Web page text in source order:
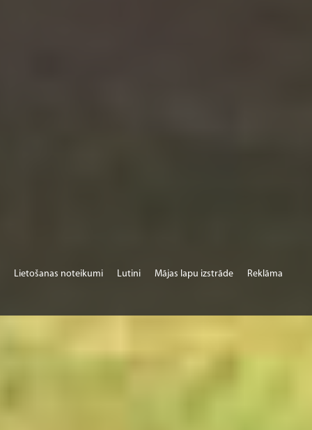
Lietošanas noteikumi Lutini Mājas lapu izstrāde Reklāma